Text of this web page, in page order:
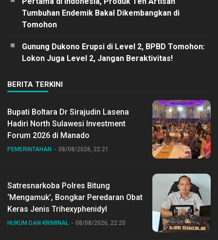
Tumbuhan Endemik Bakal Dikembangkan di
Tomohon
Gunung Dukono Erupsi di Level 2, BPBD Tomohon:
Lokon Juga Level 2, Jangan Beraktivitas!
BERITA TERKINI
Bupati Boltara Dr Sirajudin Lasena
Hadiri North Sulawesi Investment
Forum 2026 di Manado
PEMERINTAHAN 08/08/2026, 22:21
Satresnarkoba Polres Bitung
‘Mengamuk’, Bongkar Peredaran Obat
Keras Jenis Trihexyphenidyl
HUKUM DAN KRIMINAL 08/08/2026, 22:20